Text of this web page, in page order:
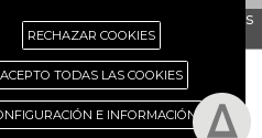
S.L. - Todos los derechos
RECHAZAR COOKIES
ACEPTO TODAS LAS COOKIES
E INFORMACIÓN